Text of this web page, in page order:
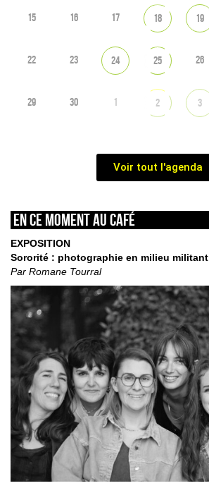
15 16 17 18 19
22 23 24 25 26
29 30 1 2 3
Voir tout l'agenda
En ce moment au café
EXPOSITION
Sororité : photographie en milieu militant
Par Romane Tourral